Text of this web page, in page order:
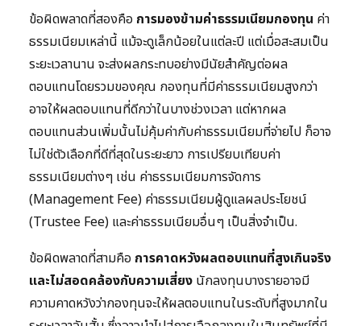
ข้อผิดพลาดที่สองคือ การมองข้ามค่าธรรมเนียมกองทุน ค่า
ธรรมเนียมเหล่านี้ แม้จะดูเล็กน้อยในแต่ละปี แต่เมื่อสะสมเป็น
ระยะเวลานาน จะส่งผลกระทบอย่างมีนัยสำคัญต่อผล
ตอบแทนโดยรวมของคุณ กองทุนที่มีค่าธรรมเนียมสูงกว่า
อาจให้ผลตอบแทนที่ดีกว่าในบางช่วงเวลา แต่หากผล
ตอบแทนส่วนเพิ่มนั้นไม่คุ้มค่ากับค่าธรรมเนียมที่จ่ายไป ก็อาจ
ไม่ใช่ตัวเลือกที่ดีที่สุดในระยะยาว การเปรียบเทียบค่า
ธรรมเนียมต่างๆ เช่น ค่าธรรมเนียมการจัดการ
(Management Fee) ค่าธรรมเนียมผู้ดูแลผลประโยชน์
(Trustee Fee) และค่าธรรมเนียมอื่นๆ เป็นสิ่งจำเป็น.
ข้อผิดพลาดที่สามคือ การคาดหวังผลตอบแทนที่สูงเกินจริง
และไม่สอดคล้องกับความเสี่ยง นักลงทุนบางรายอาจมี
ความคาดหวังว่ากองทุนจะให้ผลตอบแทนในระดับที่สูงมากใน